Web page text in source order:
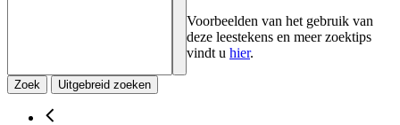
Voorbeelden van het gebruik van
deze leestekens en meer zoektips
vindt u hier.
Zoek Uitgebreid zoeken